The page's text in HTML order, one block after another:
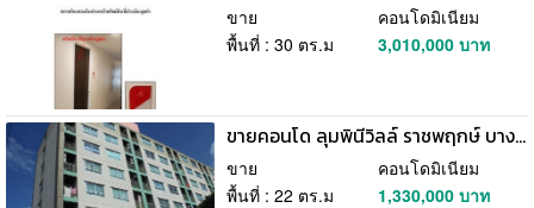
ขาย
คอนโดมิเนียม
พื้นที่ : 30 ตร.ม
3,010,000 บาท
ขายคอนโด ลุมพินีวิลล์ ราชพฤกษ์ บางแวก ถนนบางแวก ภาษีเจริญ กรุงเทพมหานคร
ขาย
คอนโดมิเนียม
พื้นที่ : 22 ตร.ม
1,330,000 บาท